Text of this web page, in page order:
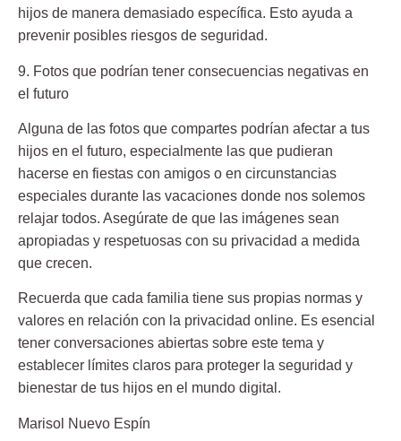
hijos de manera demasiado específica. Esto ayuda a
prevenir posibles riesgos de seguridad.
9. Fotos que podrían tener consecuencias negativas en
el futuro
Alguna de las fotos que compartes podrían afectar a tus
hijos en el futuro, especialmente las que pudieran
hacerse en fiestas con amigos o en circunstancias
especiales durante las vacaciones donde nos solemos
relajar todos. Asegúrate de que las imágenes sean
apropiadas y respetuosas con su privacidad a medida
que crecen.
Recuerda que cada familia tiene sus propias normas y
valores en relación con la privacidad online. Es esencial
tener conversaciones abiertas sobre este tema y
establecer límites claros para proteger la seguridad y
bienestar de tus hijos en el mundo digital.
Marisol Nuevo Espín